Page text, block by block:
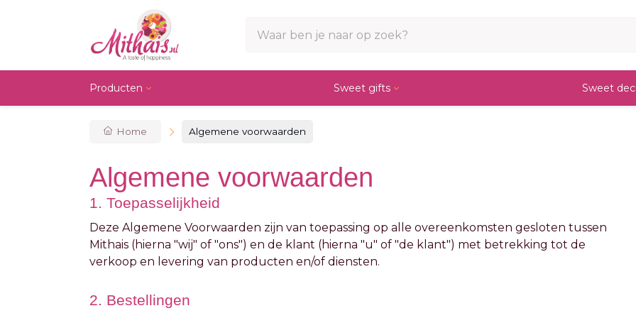
Producten
Vegetarisch
Veganistisch
Sweet gifts
High Chai Box
Kerstbox
Hele cakes
Sweet
Flowerboog
Flower wall
Home Algemene voorwaarden
Algemene voorwaarden
1. Toepasselijkheid
Deze Algemene Voorwaarden zijn van toepassing op alle overeenkomsten gesloten tussen
Mithais (hierna "wij" of "ons") en de klant (hierna "u" of "de klant") met betrekking tot de
verkoop en levering van producten en/of diensten.
2. Bestellingen